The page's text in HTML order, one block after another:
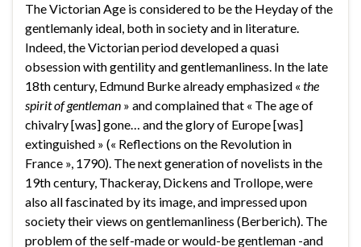
The Victorian Age is considered to be the Heyday of the
gentlemanly ideal, both in society and in literature.
Indeed, the Victorian period developed a quasi
obsession with gentility and gentlemanliness. In the late
18th century, Edmund Burke already emphasized « the
spirit of gentleman » and complained that « The age of
chivalry [was] gone… and the glory of Europe [was]
extinguished » (« Reflections on the Revolution in
France », 1790). The next generation of novelists in the
19th century, Thackeray, Dickens and Trollope, were
also all fascinated by its image, and impressed upon
society their views on gentlemanliness (Berberich). The
problem of the self-made or would-be gentleman -and